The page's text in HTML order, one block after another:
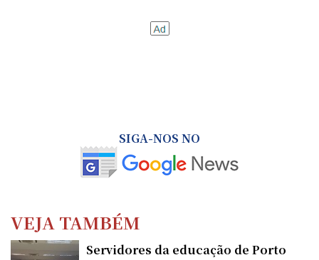
SIGA-NOS NO
VEJA TAMBÉM
Servidores da educação de Porto